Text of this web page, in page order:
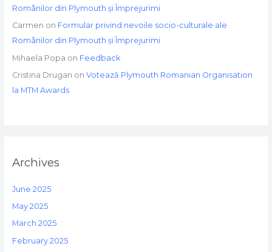
Românilor din Plymouth și Împrejurimi
Carmen on Formular privind nevoile socio-culturale ale
Românilor din Plymouth și Împrejurimi
Mihaela Popa on Feedback
Cristina Drugan on Votează Plymouth Romanian Organisation
la MTM Awards
Archives
June 2025
May 2025
March 2025
February 2025